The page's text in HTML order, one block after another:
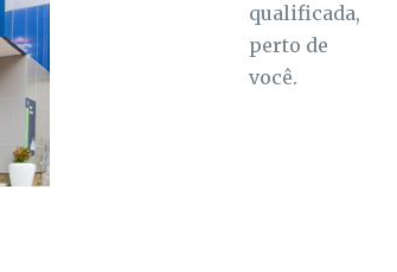
qualificada,
perto de
você.